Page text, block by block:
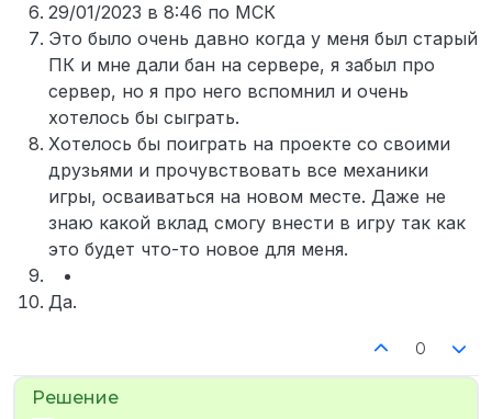
29/01/2023 в 8:46 по МСК
Это было очень давно когда у меня был старый
ПК и мне дали бан на сервере, я забыл про
сервер, но я про него вспомнил и очень
хотелось бы сыграть.
Хотелось бы поиграть на проекте со своими
друзьями и прочувствовать все механики
игры, осваиваться на новом месте. Даже не
знаю какой вклад смогу внести в игру так как
это будет что-то новое для меня.
Да.
0